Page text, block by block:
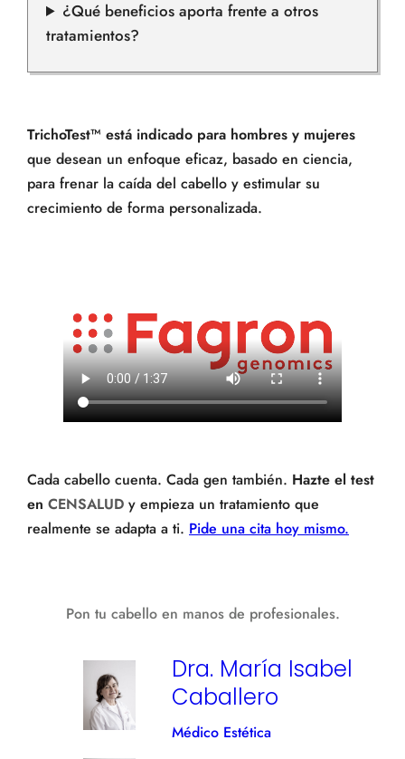
¿Qué beneficios aporta frente a otros
tratamientos?
TrichoTest™ está indicado para hombres y mujeres
que desean un enfoque eficaz, basado en ciencia,
para frenar la caída del cabello y estimular su
crecimiento de forma personalizada.
Cada cabello cuenta. Cada gen también. Hazte el test
en CENSALUD y empieza un tratamiento que
realmente se adapta a ti. Pide una cita hoy mismo.
Pon tu cabello en manos de profesionales.
Dra. María Isabel
Caballero
Médico Estética